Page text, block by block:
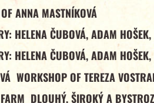
ANNA MASTNÍKOVÁ
HELENA ČUBOVÁ, ADAM
HELENA ČUBOVÁ, ADAM
WORKSHOP OF TEREZA
DLOUHÝ, ŠIROKÝ A